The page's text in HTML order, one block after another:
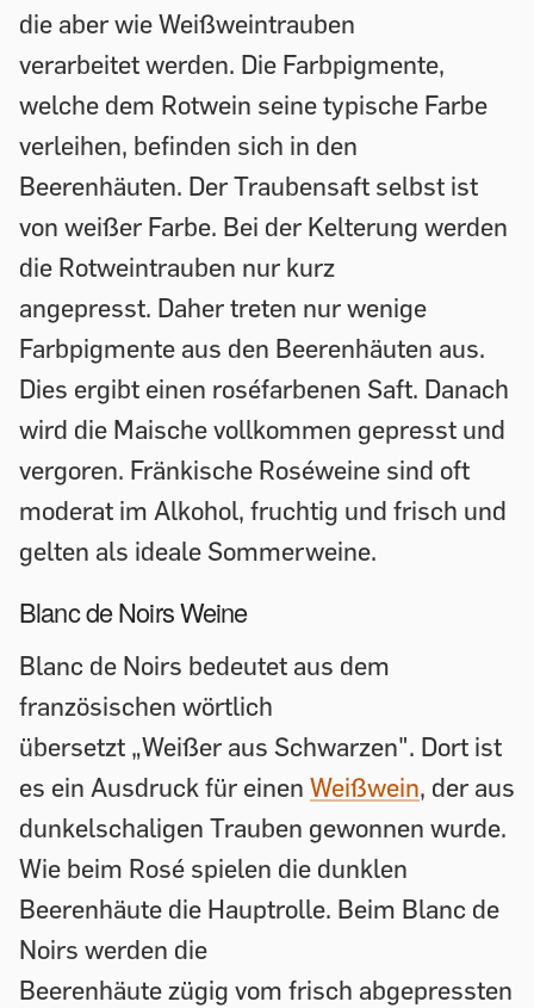
die aber wie Weißweintrauben
verarbeitet werden. Die Farbpigmente,
welche dem Rotwein seine typische Farbe
verleihen, befinden sich in den
Beerenhäuten. Der Traubensaft selbst ist
von weißer Farbe. Bei der Kelterung werden
die Rotweintrauben nur kurz
angepresst. Daher treten nur wenige
Farbpigmente aus den Beerenhäuten aus.
Dies ergibt einen roséfarbenen Saft. Danach
wird die Maische vollkommen gepresst und
vergoren. Fränkische Roséweine sind oft
moderat im Alkohol, fruchtig und frisch und
gelten als ideale Sommerweine.
Blanc de Noirs Weine
Blanc de Noirs bedeutet aus dem
französischen wörtlich
übersetzt „Weißer aus Schwarzen". Dort ist
es ein Ausdruck für einen Weißwein, der aus
dunkelschaligen Trauben gewonnen wurde.
Wie beim Rosé spielen die dunklen
Beerenhäute die Hauptrolle. Beim Blanc de
Noirs werden die
Beerenhäute zügig vom frisch abgepressten